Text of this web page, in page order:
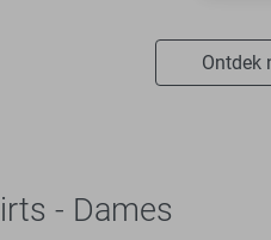
Ontdek
- Dames